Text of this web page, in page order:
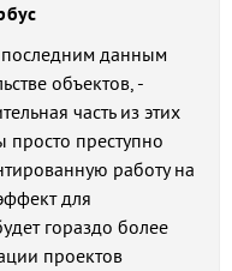
последним данным
объектов, -
часть из этих
преступно
работу на
для
гораздо более
проектов